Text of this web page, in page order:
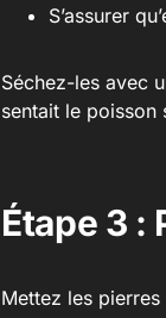
S’assurer
Séchez-les avec
sentait le poisson
Étape 3 :
Mettez les pierres